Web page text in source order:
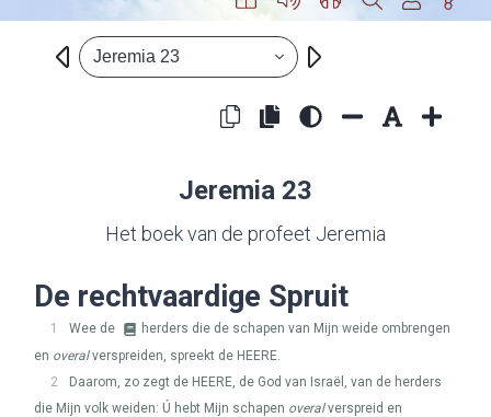
Jeremia 23
Jeremia 23
Het boek van de profeet Jeremia
De rechtvaardige Spruit
1 Wee de
herders die de schapen van Mijn weide ombrengen
en overalverspreiden, spreekt de HEERE.
2
Daarom, zo zegt de HEERE, de God van Israël, van de herders
die Mijn volk weiden: Ú hebt Mijn schapen overalverspreid en